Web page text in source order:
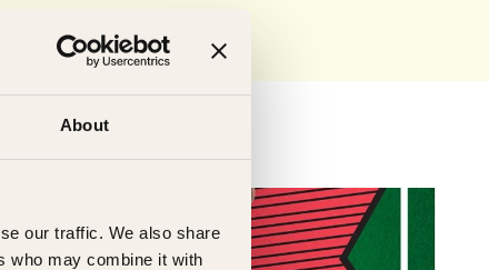
About
our traffic. We also share
who may combine it with